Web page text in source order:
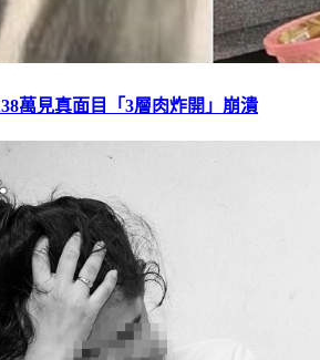
萬見真面目「3層肉炸開」崩潰